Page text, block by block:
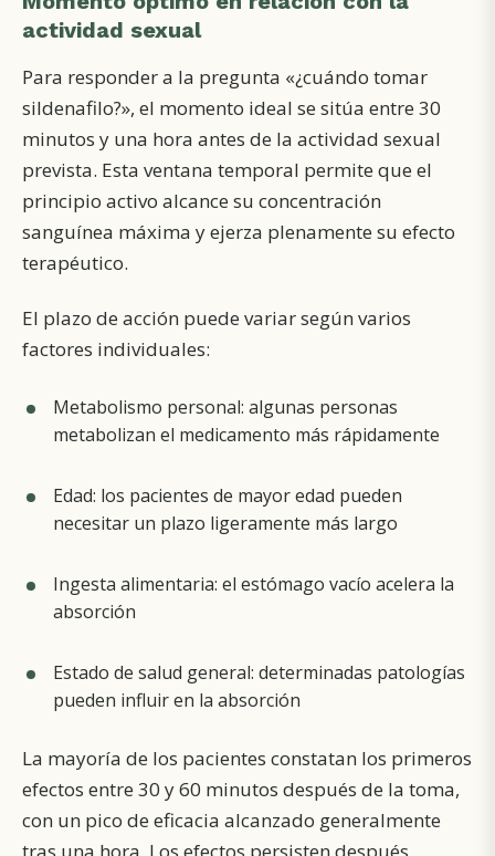
actividad sexual
Para responder a la pregunta «¿cuándo tomar
sildenafilo?», el momento ideal se sitúa entre 30
minutos y una hora antes de la actividad sexual
prevista. Esta ventana temporal permite que el
principio activo alcance su concentración
sanguínea máxima y ejerza plenamente su efecto
terapéutico.
El plazo de acción puede variar según varios
factores individuales:
Metabolismo personal: algunas personas
metabolizan el medicamento más rápidamente
Edad: los pacientes de mayor edad pueden
necesitar un plazo ligeramente más largo
Ingesta alimentaria: el estómago vacío acelera la
absorción
Estado de salud general: determinadas patologías
pueden influir en la absorción
La mayoría de los pacientes constatan los primeros
efectos entre 30 y 60 minutos después de la toma,
con un pico de eficacia alcanzado generalmente
tras una hora. Los efectos persisten después